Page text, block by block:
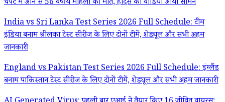
चपेट में आने से 56 वर्षीय महिला की मौत, हादसे का वीडियो आया सामने
India vs Sri Lanka Test Series 2026 Full Schedule: टीम
इंडिया बनाम श्रीलंका टेस्ट सीरीज के लिए दोनों टीमें, शेड्यूल और सभी अहम
जानकारी
England vs Pakistan Test Series 2026 Full Schedule: इंग्लैंड
बनाम पाकिस्तान टेस्ट सीरीज के लिए दोनों टीमें, शेड्यूल और सभी अहम जानकारी